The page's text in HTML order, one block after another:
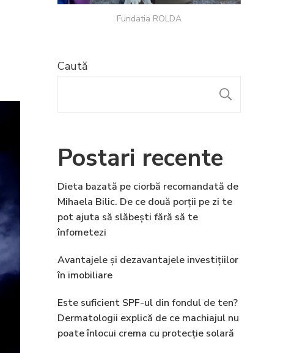
Fundatia ROLDA
Caută
Postari recente
Dieta bazată pe ciorbă recomandată de
Mihaela Bilic. De ce două porții pe zi te
pot ajuta să slăbești fără să te
înfometezi
Avantajele și dezavantajele investițiilor
în imobiliare
Este suficient SPF-ul din fondul de ten?
Dermatologii explică de ce machiajul nu
poate înlocui crema cu protecție solară